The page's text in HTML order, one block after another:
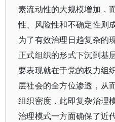
素流动性的大规模增加，
性、风险性和不确定性则
为了有效治理日趋复杂的
正式组织的形式下沉到基
要表现就在于党的权力组
层社会的全方位渗透，从
组织密度，此即复杂治理
治理模式一方面确保了近